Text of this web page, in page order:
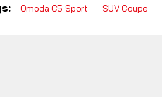
Omoda C5 Sport SUV Coupe